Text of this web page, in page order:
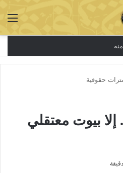
حقوقية
بيوت معتقلي